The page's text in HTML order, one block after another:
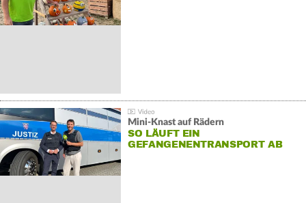
Mini-Knast auf Rädern
SO LÄUFT EIN
GEFANGENENTRANSPORT AB